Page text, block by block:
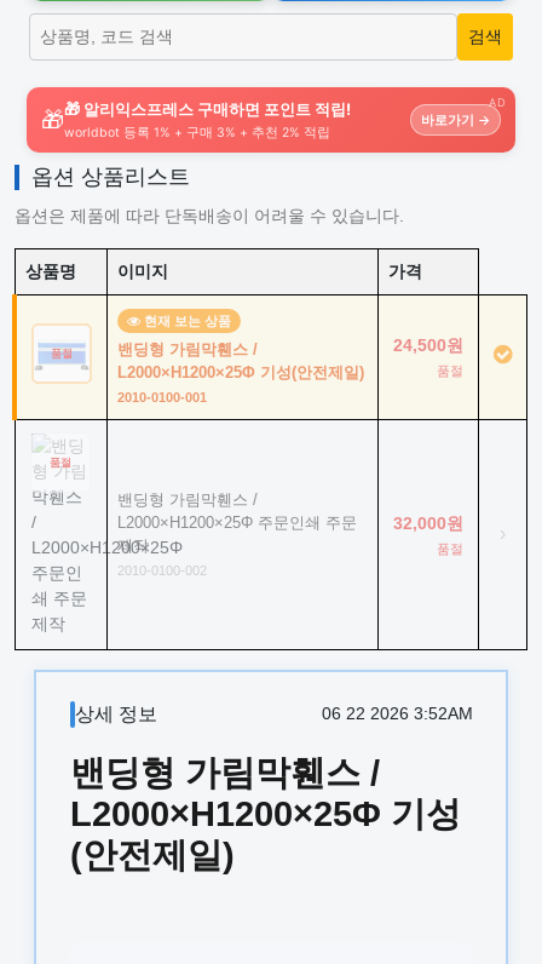
AD
🎁🎁 알리익스프레스 구매하면 포인트 적립!
worldbot 등록 1% + 구매 3% + 추천 2% 적립
바로가기 →
옵션 상품리스트
옵션은 제품에 따라 단독배송이 어려울 수 있습니다.
상품명 이미지 가격
품절
현재 보는 상품
밴딩형 가림막휀스 /
L2000×H1200×25Φ 기성(안전제일)
2010-0100-001
24,500원
품절
품절
밴딩형 가림막휀스 /
L2000×H1200×25Φ 주문인쇄 주문
제작
2010-0100-002
32,000원
품절
›
상세 정보 06 22 2026 3:52AM
밴딩형 가림막휀스 /
L2000×H1200×25Φ 기성
(안전제일)